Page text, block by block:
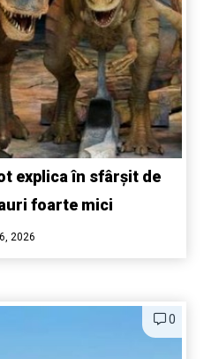
explica în sfârșit de
foarte mici
2026
0